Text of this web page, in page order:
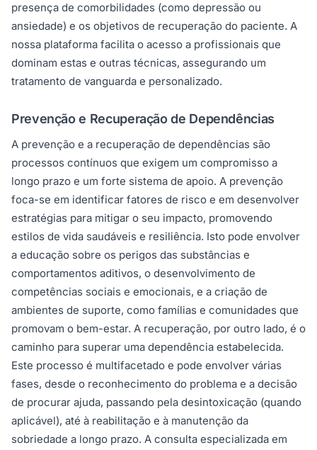
presença de comorbilidades (como depressão ou
ansiedade) e os objetivos de recuperação do paciente. A
nossa plataforma facilita o acesso a profissionais que
dominam estas e outras técnicas, assegurando um
tratamento de vanguarda e personalizado.
Prevenção e Recuperação de Dependências
A prevenção e a recuperação de dependências são
processos contínuos que exigem um compromisso a
longo prazo e um forte sistema de apoio. A prevenção
foca-se em identificar fatores de risco e em desenvolver
estratégias para mitigar o seu impacto, promovendo
estilos de vida saudáveis e resiliência. Isto pode envolver
a educação sobre os perigos das substâncias e
comportamentos aditivos, o desenvolvimento de
competências sociais e emocionais, e a criação de
ambientes de suporte, como famílias e comunidades que
promovam o bem-estar. A recuperação, por outro lado, é o
caminho para superar uma dependência estabelecida.
Este processo é multifacetado e pode envolver várias
fases, desde o reconhecimento do problema e a decisão
de procurar ajuda, passando pela desintoxicação (quando
aplicável), até à reabilitação e à manutenção da
sobriedade a longo prazo. A consulta especializada em